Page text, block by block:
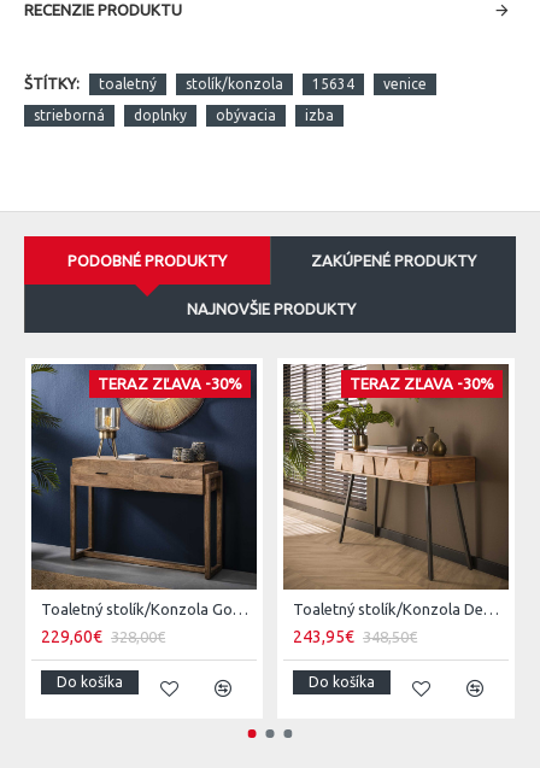
RECENZIE PRODUKTU
ŠTÍTKY: toaletný stolík/konzola 15634 venice
strieborná doplnky obývacia izba
PODOBNÉ PRODUKTY ZAKÚPENÉ PRODUKTY
NAJNOVŠIE PRODUKTY
TERAZ ZĽAVA -30%
Toaletný stolík/Konzola Gobi 22-25 Mango drevo
229,60€ 328,00€
Do košíka
TERAZ ZĽAVA -30%
Toaletný stolík/Konzola Demn 21-18 Acacia drevo
243,95€ 348,50€
Do košíka